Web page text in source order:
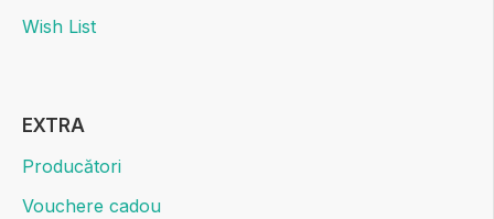
Wish List
EXTRA
Producători
Vouchere cadou